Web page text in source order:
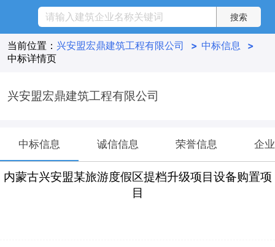
当前位置： 兴安盟宏鼎建筑工程有限公司 > 中标信息
>
中标详情页
兴安盟宏鼎建筑工程有限公司
中标信息 诚信信息 荣誉信息 企
内蒙古兴安盟某旅游度假区提档升级项目设备购置项
目